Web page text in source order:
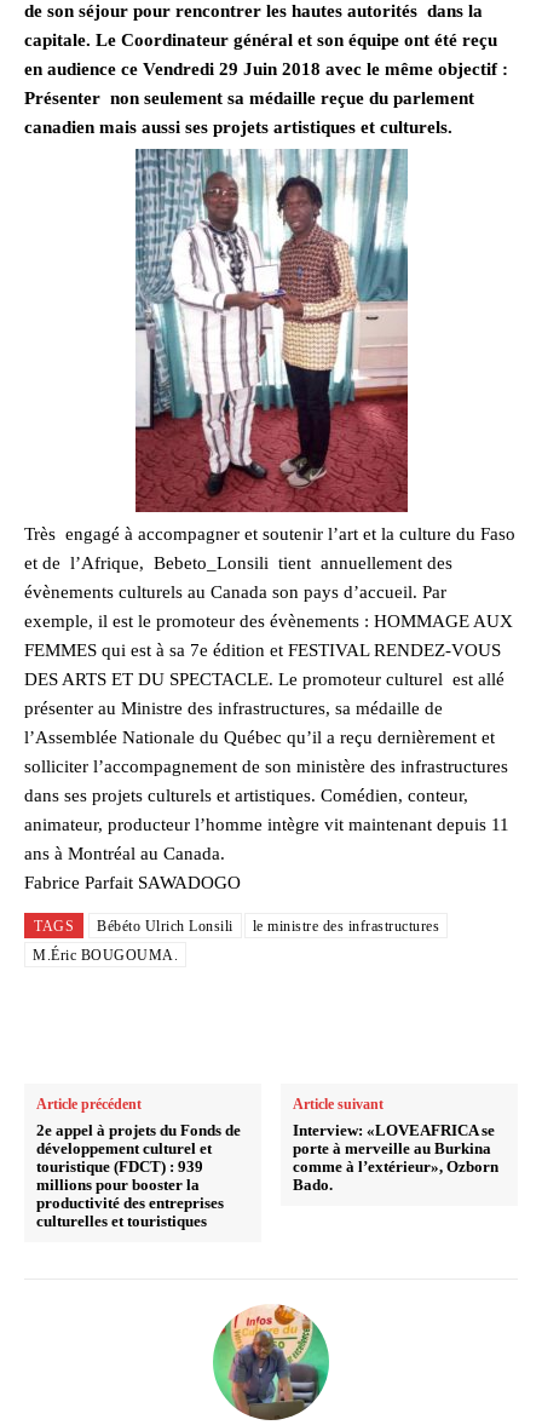
de son séjour pour rencontrer les hautes autorités dans la
capitale. Le Coordinateur général et son équipe ont été reçu
en audience ce Vendredi 29 Juin 2018 avec le même objectif :
Présenter non seulement sa médaille reçue du parlement
canadien mais aussi ses projets artistiques et culturels.
Très engagé à accompagner et soutenir l’art et la culture du Faso
et de l’Afrique, Bebeto_Lonsili tient annuellement des
évènements culturels au Canada son pays d’accueil. Par
exemple, il est le promoteur des évènements : HOMMAGE AUX
FEMMES qui est à sa 7e édition et FESTIVAL RENDEZ-VOUS
DES ARTS ET DU SPECTACLE. Le promoteur culturel est allé
présenter au Ministre des infrastructures, sa médaille de
l’Assemblée Nationale du Québec qu’il a reçu dernièrement et
solliciter l’accompagnement de son ministère des infrastructures
dans ses projets culturels et artistiques. Comédien, conteur,
animateur, producteur l’homme intègre vit maintenant depuis 11
ans à Montréal au Canada.
Fabrice Parfait SAWADOGO
TAGS Bébéto Ulrich Lonsili
le ministre des infrastructures
M.Éric BOUGOUMA.
Article précédent
2e appel à projets du Fonds de
développement culturel et
touristique (FDCT) : 939
millions pour booster la
productivité des entreprises
culturelles et touristiques
Article suivant
Interview: «LOVEAFRICA se
porte à merveille au Burkina
comme à l’extérieur», Ozborn
Bado.